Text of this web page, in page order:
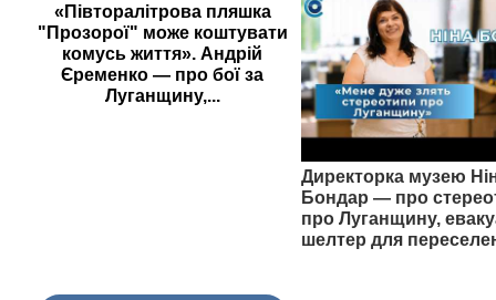
«Півторалітрова пляшка
"Прозорої" може коштувати
комусь життя». Андрій
Єременко — про бої за
Луганщину,...
Директорка музею
Бондар — про
про Луганщину,
шелтер для